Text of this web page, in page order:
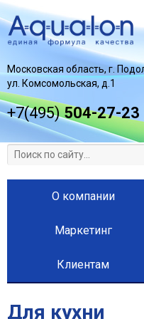
Московская область, г.
ул. Комсомольская, д.1
+7(495)504-27-23
О компании
Маркетинг
Клиентам
Для кухни